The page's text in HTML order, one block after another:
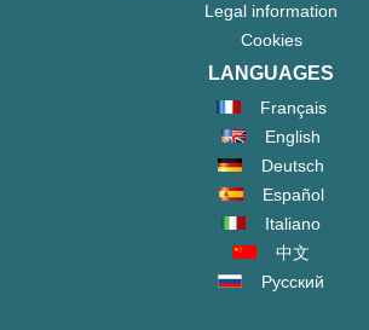
Legal information
Cookies
LANGUAGES
Français
English
Deutsch
Español
Italiano
中文
Русский